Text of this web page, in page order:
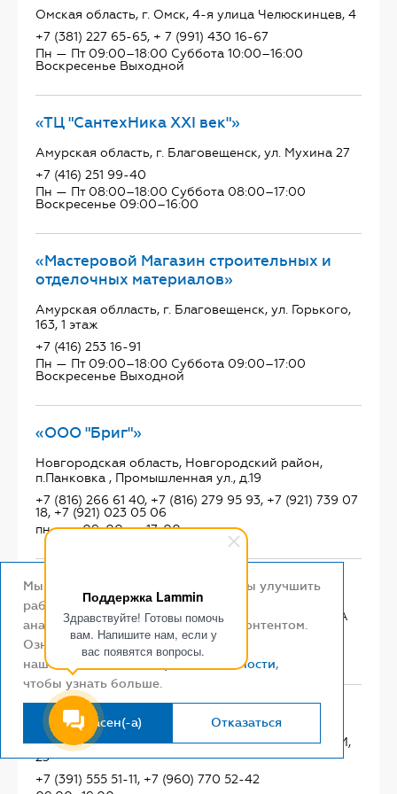
Поддержка Lammin
Здравствуйте! Готовы помочь
вам. Напишите нам, если у
вас появятся вопросы.
Мы используем файлы cookie, чтобы улучшить
работу сайта и
анализировать взаимодействие с контентом.
Ознакомьтесь с
нашей политикой конфиденциальности,
чтобы узнать больше.
Я согласен(-а) Отказаться
Омская область, г. Омск, 4-я улица Челюскинцев, 4
+7 (381) 227 65-65, + 7 (991) 430 16-67
Пн — Пт 09:00–18:00 Суббота 10:00–16:00
Воскресенье Выходной
«ТЦ "СантехНика ХХI век"»
Амурская область, г. Благовещенск, ул. Мухина 27
+7 (416) 251 99-40
Пн — Пт 08:00–18:00 Суббота 08:00–17:00
Воскресенье 09:00–16:00
«Мастеровой Магазин строительных и
отделочных материалов»
Амурская облласть, г. Благовещенск, ул. Горького,
163, 1 этаж
+7 (416) 253 16-91
Пн — Пт 09:00–18:00 Суббота 09:00–17:00
Воскресенье Выходной
«ООО "Бриг"»
Новгородская область, Новгородский район,
п.Панковка , Промышленная ул., д.19
+7 (816) 266 61 40, +7 (816) 279 95 93, +7 (921) 739 07
18, +7 (921) 023 05 06
пн-пт с 09-00 до 17-00
«Строймаркет "Новатор"»
Красноярский край, г. Ачинск, ул. Кравченко, 40А
+7 (963) 183-11-26, +7 (39151) 5-45-55
09:00–19:00
«Строймаркет "Новатор"»
Красноярский край, г Назарово, ул. 30 лет ВЛКСМ,
23
+7 (391) 555 51-11, +7 (960) 770 52-42